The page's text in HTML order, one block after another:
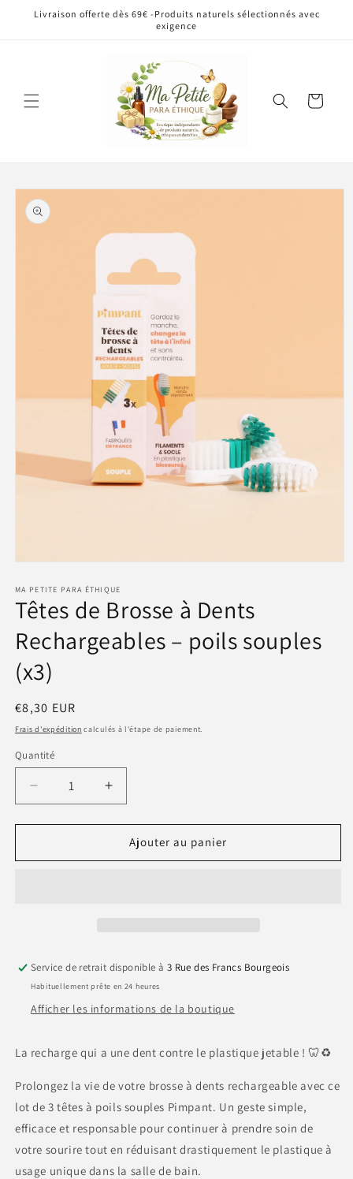
passer
Livraison offerte dès 69€ -Produits naturels sélectionnés avec
exigence
Panier
Passer aux
informations
produits
média
1
dans
fenêtre
modale
MA PETITE PARA ÉTHIQUE
Têtes de Brosse à Dents
Rechargeables – poils souples
(x3)
Prix
habituel
€8,30 EUR
Frais d'expédition calculés à l'étape de paiement.
Quantité
Quantité
Réduire
la
quantité
Têtes
poils
souples
(x3)
Augmenter
la
quantité
Têtes
poils
souples
(x3)
Ajouter au panier
Service de retrait disponible à 3 Rue des Francs Bourgeois
Habituellement prête en 24 heures
Afficher les informations de la boutique
La recharge qui a une dent contre le plastique jetable ! 🦷♻️
Prolongez la vie de votre brosse à dents rechargeable avec ce
lot de 3 têtes à poils souples Pimpant. Un geste simple,
efficace et responsable pour continuer à prendre soin de
votre sourire tout en réduisant drastiquement le plastique à
usage unique dans la salle de bain.